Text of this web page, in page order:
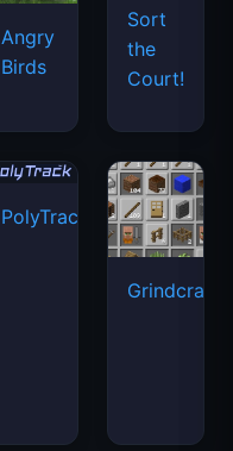
Angry
Birds
Sort
the
Court!
PolyTrack
Grindcraft